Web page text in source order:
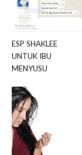
ESP SHAKLEE
UNTUK IBU
MENYUSU